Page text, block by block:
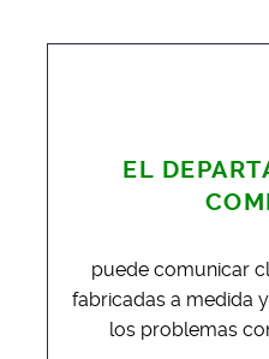
EL
puede comunicar
fabricadas a medida
los problemas